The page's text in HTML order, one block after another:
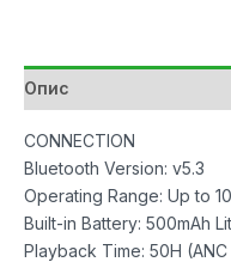
Опис
CONNECTION
Bluetooth Version: v5.3
Operating Range: Up to
Built-in Battery: 500mAh
Playback Time: 50H